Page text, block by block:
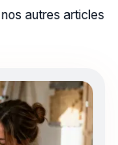
autres articles